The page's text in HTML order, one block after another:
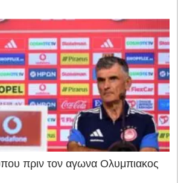
πριν τον αγωνα Ολυμπιακος